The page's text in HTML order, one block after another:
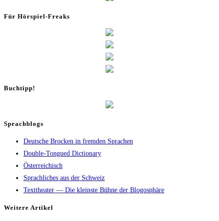
Für Hör­spiel-Freaks
Buch­tipp!
Sprachblogs
Deutsche Brocken in fremden Sprachen
Double-Tongued Dictionary
Österreichisch
Sprachliches aus der Schweiz
Texttheater — Die kleinste Bühne der Blogosphäre
Wei­te­re Artikel